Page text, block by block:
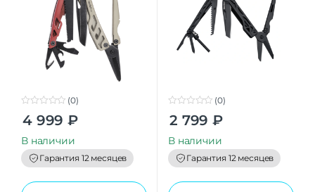
o
t
o
f
5
(0)
4 999 ₽
В наличии
Гарантия 12 месяцев
o
t
o
f
5
(0)
2 799 ₽
В наличии
Гарантия 12 месяцев